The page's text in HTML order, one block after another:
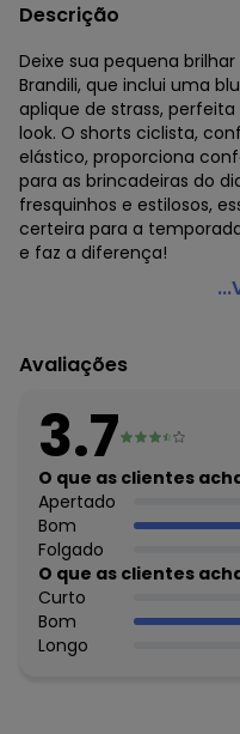
Descrição
Deixe sua pequena
Brandili, que inclui uma
aplique de strass,
look. O shorts ciclista,
elástico, proporciona
para as brincadeiras do
fresquinhos e estilosos,
certeira para a
e faz a diferença!
Brandili - Conjunto
Modelagem: Ampla
Comprimento da manga:
Decote frente: Redondo
Decote costas: Redondo
Fornecedor: BRANDILI
Feito: Brasil
Cuidados para
alvejante a base de cloro
Tecido: Malha
Composição: Blusa
4%elastano
Avaliações
3.7
O que as clientes
Apertado
Bom
Folgado
O que as clientes
Curto
Bom
Longo